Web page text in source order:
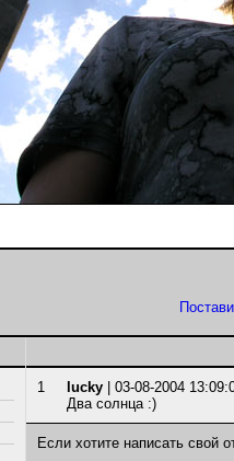
1 lucky | 03-08-2004
Два солнца :)
Если хотите написать свой